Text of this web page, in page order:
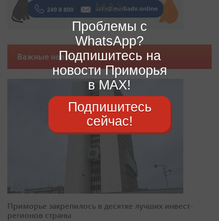
Важные новости
Приморье закрепилось в десятке лучших инвест-
регионов страны
Проблемы с
WhatsApp?
Подпишитесь на
новости Приморья
в MAX!
Подпишитесь
сейчас!